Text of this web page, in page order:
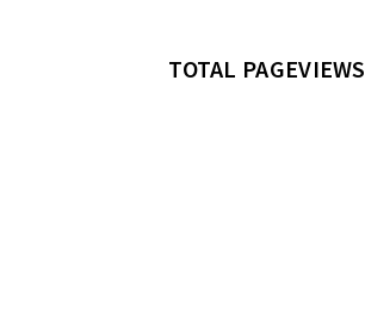
TOTAL PAGEVIEWS